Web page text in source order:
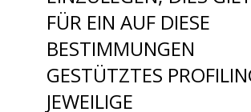
FÜR EIN AUF DIESE
BESTIMMUNGEN
GESTÜTZTES
JEWEILIGE